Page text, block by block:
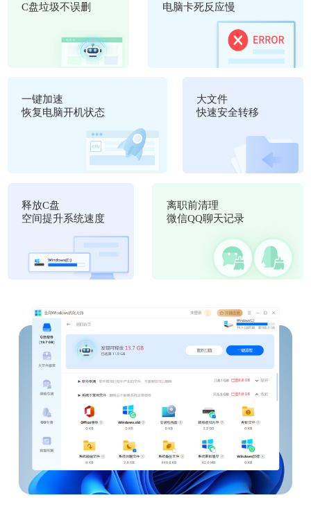
C盘垃圾不误删
电脑卡死反应慢
一键加速
恢复电脑开机状态
大文件
快速安全转移
释放C盘
空间提升系统速度
离职前清理
微信QQ聊天记录